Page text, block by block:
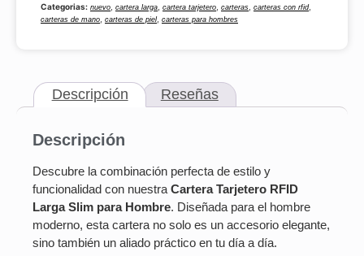
Categorias: nuevo cartera larga cartera tarjetero carteras carteras con rfid,
carteras de mano carteras de piel, carteras para hombres
Descripción Reseñas
Descripción
Descubre la combinación perfecta de estilo y
funcionalidad con nuestra Cartera Tarjetero RFID
Larga Slim para Hombre. Diseñada para el hombre
moderno, esta cartera no solo es un accesorio elegante,
sino también un aliado práctico en tu día a día.